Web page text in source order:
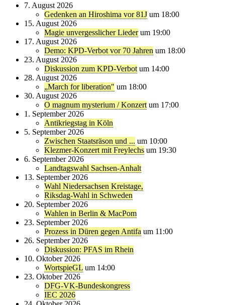
7. August 2026
Gedenken an Hiroshima vor 81J um 18:00
15. August 2026
Magie unvergesslicher Lieder um 19:00
17. August 2026
Demo: KPD-Verbot vor 70 Jahren um 18:00
23. August 2026
Diskussion zum KPD-Verbot um 14:00
28. August 2026
„March for liberation" um 18:00
30. August 2026
O magnum mysterium / Konzert um 17:00
1. September 2026
Antikriegstag in Köln
5. September 2026
Zwischen Staatsräson und ... um 10:00
Klezmer-Konzert mit Freylechs um 19:30
6. September 2026
Landtagswahl Sachsen-Anhalt
13. September 2026
Wahl Niedersachsen Kreistage,
Riksdag-Wahl in Schweden
20. September 2026
Wahlen in Berlin & MacPom
23. September 2026
Prozess in Düren gegen Antifa um 11:00
26. September 2026
Diskussion: PFAS im Rhein
10. Oktober 2026
WortspieGL um 14:00
23. Oktober 2026
DFG-VK-Bundeskongress
IEC 2026